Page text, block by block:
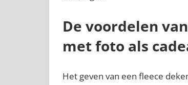
De voordelen
met foto als
Het geven van een fleece